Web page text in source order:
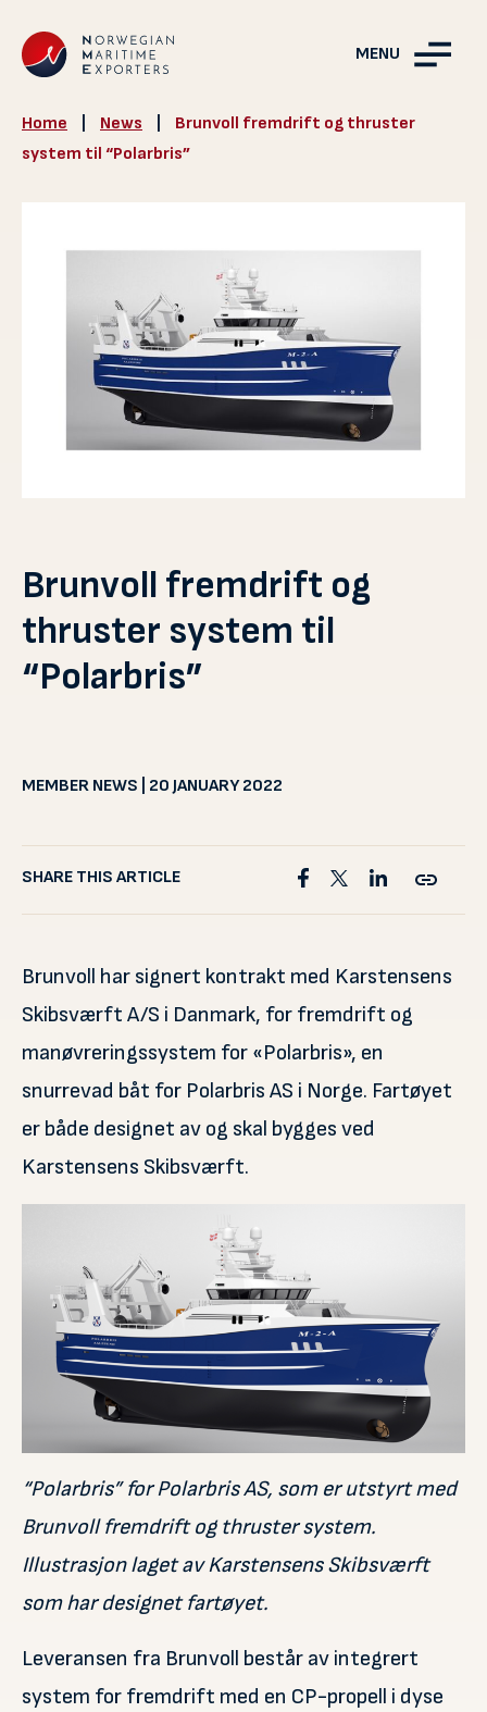
MENU
Home News
Brunvoll fremdrift og thruster
system til “Polarbris”
Brunvoll fremdrift og
thruster system til
“Polarbris”
MEMBER NEWS | 20 JANUARY 2022
SHARE THIS ARTICLE
Brunvoll har signert kontrakt med Karstensens
Skibsværft A/S i Danmark, for fremdrift og
manøvreringssystem for «Polarbris», en
snurrevad båt for Polarbris AS i Norge. Fartøyet
er både designet av og skal bygges ved
Karstensens Skibsværft.
“Polarbris” for Polarbris AS, som er utstyrt med
Brunvoll fremdrift ogthrustersystem.
Illustrasjon laget av KarstensensSkibsværft
som har designet fartøyet.
Leveransen fra Brunvoll består av integrert
system for fremdrift med en CP-propell i dyse